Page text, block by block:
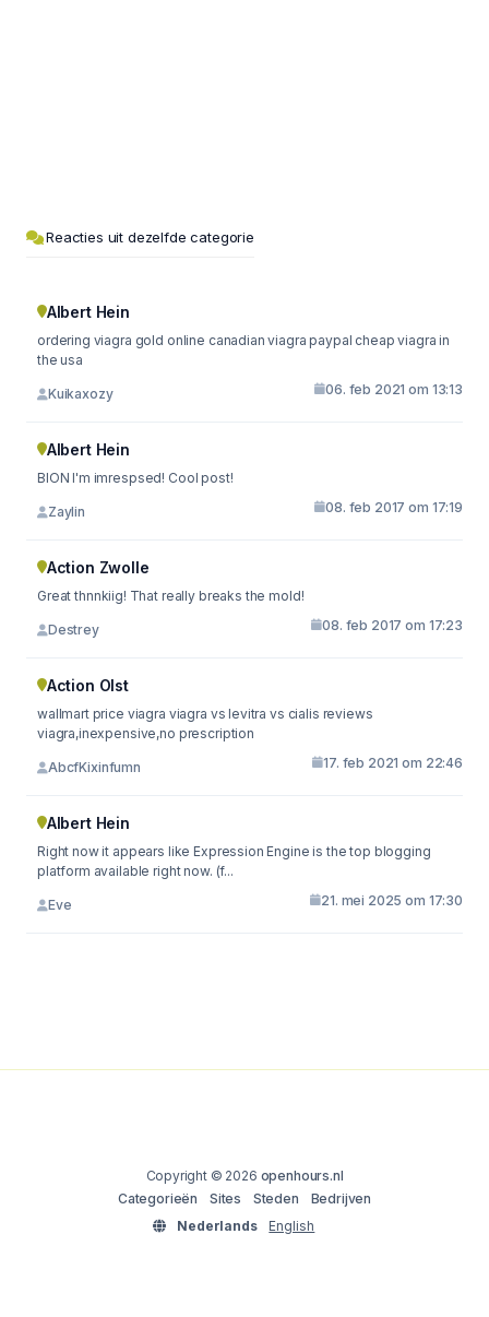
Reacties uit dezelfde categorie
Albert Hein
ordering viagra gold online canadian viagra paypal cheap viagra in
the usa
Kuikaxozy 06. feb 2021 om 13:13
Albert Hein
BION I'm imrespsed! Cool post!
Zaylin 08. feb 2017 om 17:19
Action Zwolle
Great thnnkiig! That really breaks the mold!
Destrey 08. feb 2017 om 17:23
Action Olst
wallmart price viagra viagra vs levitra vs cialis reviews
viagra,inexpensive,no prescription
AbcfKixinfumn 17. feb 2021 om 22:46
Albert Hein
Right now it appears like Expression Engine is the top blogging
platform available right now. (f...
Eve 21. mei 2025 om 17:30
Copyright © 2026 openhours.nl
Categorieën
Sites Steden
Bedrijven
Nederlands
English